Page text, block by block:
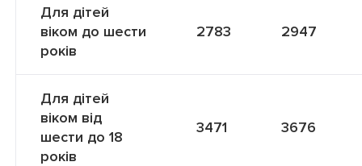
Для дітей
віком до шести
років
2783 2947
Для дітей
віком від
шести до 18
років
3471 3676